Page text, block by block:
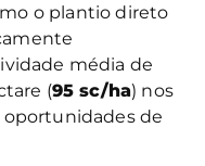
o plantio direto
média de
(95 sc/ha) nos
oportunidades de